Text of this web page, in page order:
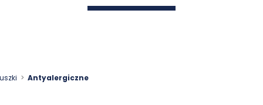
Antyalergiczne